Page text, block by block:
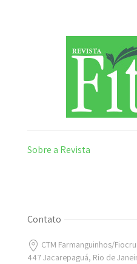
Sobre a Revista
Contato
CTM Farmanguinhos/
447 Jacarepaguá, Rio de